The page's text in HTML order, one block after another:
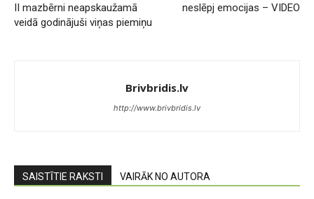
II mazbērni neapskaužamā
veidā godinājuši viņas piemiņu
neslēpj emocijas – VIDEO
Brivbridis.lv
http://www.brivbridis.lv
SAISTĪTIE RAKSTI VAIRĀK NO AUTORA